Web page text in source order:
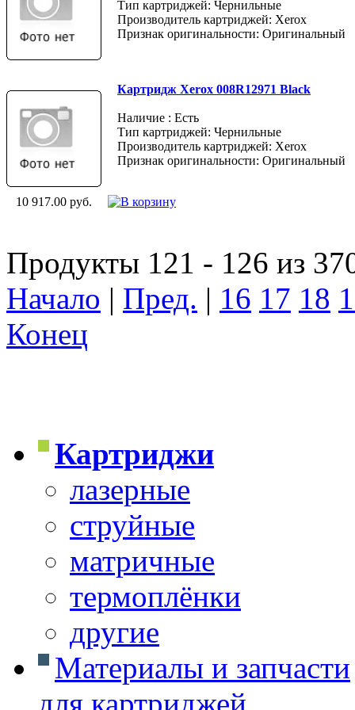
Тип картриджей: Чернильные
Производитель картриджей: Xerox
Признак оригинальности: Оригинальный
Картридж Xerox 008R12971 Black
Наличие : Есть
Тип картриджей: Чернильные
Производитель картриджей: Xerox
Признак оригинальности: Оригинальный
10 917.00 руб.
Продукты 121 - 126 из
Начало | Пред. | 16 17 18
Конец
Картриджи
лазерные
струйные
матричные
термоплёнки
другие
Материалы и запчасти
для картриджей